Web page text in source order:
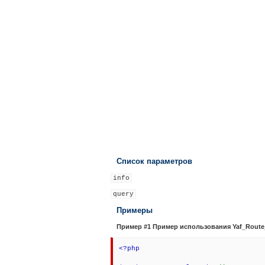
Список параметров
info
query
Примеры
Пример #1 Пример использования
<?php